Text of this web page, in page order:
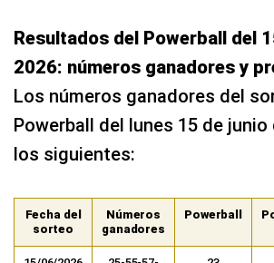
Resultados del Powerball del
2026: números ganadores y
Los números ganadores del
Powerball del lunes 15 de junio
los siguientes:
Fecha del
sorteo
Números
ganadores
Powerball